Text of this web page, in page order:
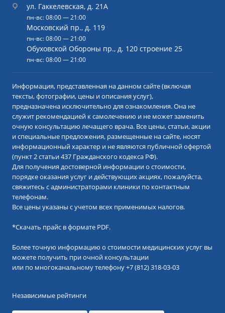
ул. Гаккелевская, д. 21А
пн-вс: 08:00 — 21:00
Московский пр., д. 119
пн-вс: 08:00 — 21:00
Обуховской Обороны пр., д. 120 строение 25
пн-вс: 08:00 — 21:00
Информация, представленная на данном сайте (включая
тексты, фотографии, цены и описания услуг),
предназначена исключительно для ознакомления. Она не
служит рекомендацией к самолечению и не может заменить
очную консультацию лечащего врача. Все цены, статьи, акции
и специальные предложения, размещенные на сайте, носят
информационный характер и не являются публичной офертой
(пункт 2 статьи 437 Гражданского кодекса РФ).
Для получения достоверной информации о стоимости,
порядке оказания услуг и действующих акциях, пожалуйста,
свяжитесь с администраторами клиники по контактным
телефонам.
Все цены указаны с учетом всех применимых налогов.
*Скачать прайс в формате PDF.
Более точную информацию о стоимости медицинских услуг вы
можете получить при очной консультации
или по многоканальному телефону+7 (812) 318-03-03
Независимые рейтинги